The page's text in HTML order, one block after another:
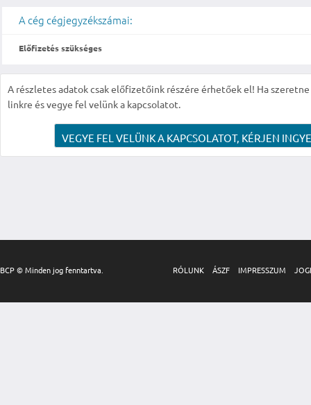
A cég cégjegyzékszámai:
Előfizetés szükséges
A részletes adatok csak előfizetőink részére érhetőek el! Ha
linkre és vegye fel velünk a kapcsolatot.
VEGYE FEL VELÜNK A KAPCSOLATOT, KÉRJEN
BCP © Minden jog fenntartva. RÓLUNK ÁSZF IMPRESSZUM